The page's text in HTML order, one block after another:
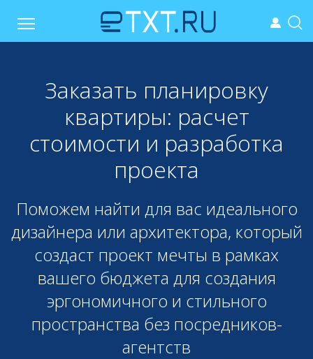
Заказать планировку
квартиры: расчет
стоимости и разработка
проекта
Поможем найти для вас идеального
дизайнера или архитектора, который
создаст проект мечты в рамках
вашего бюджета для создания
эргономичного и стильного
пространства без посредников-
агентств